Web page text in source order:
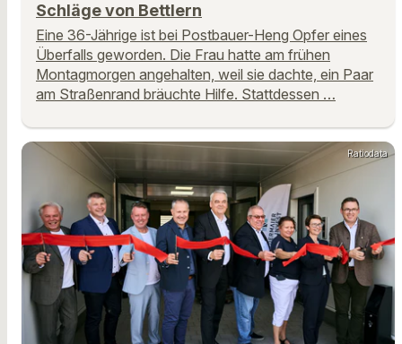
Schläge von Bettlern
Eine 36-Jährige ist bei Postbauer-Heng Opfer eines
Überfalls geworden. Die Frau hatte am frühen
Montagmorgen angehalten, weil sie dachte, ein Paar
am Straßenrand bräuchte Hilfe. Stattdessen …
Ratiodata